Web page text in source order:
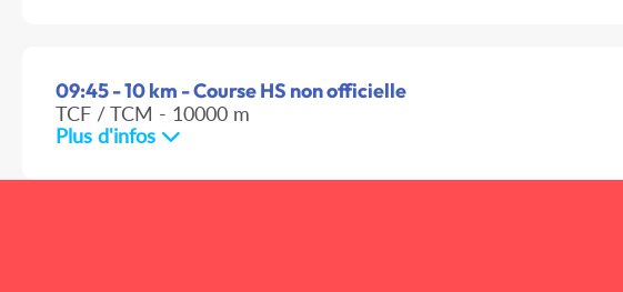
09:45 - 10 km - Course HS non officielle
TCF / TCM - 10000 m
Plus d'infos